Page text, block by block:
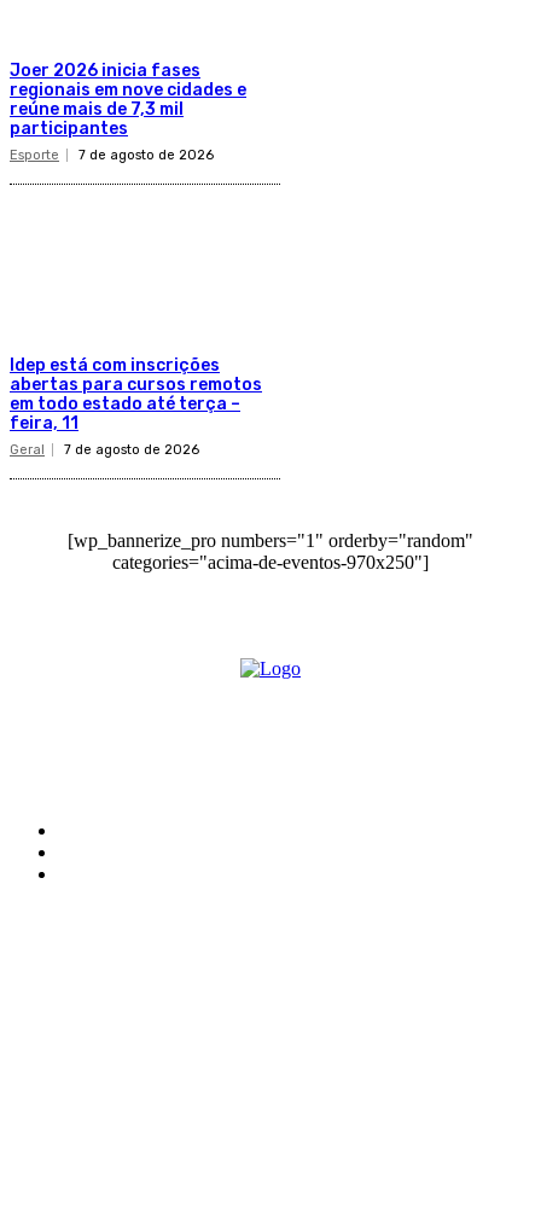
Joer 2026 inicia fases
regionais em nove cidades e
reúne mais de 7,3 mil
participantes
Esporte 7 de agosto de 2026
Idep está com inscrições
abertas para cursos remotos
em todo estado até terça –
feira, 11
Geral 7 de agosto de 2026
[wp_bannerize_pro numbers="1" orderby="random"
categories="acima-de-eventos-970x250"]